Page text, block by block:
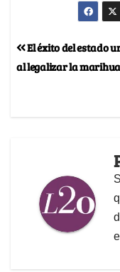
El éxito del estado
al legalizar la